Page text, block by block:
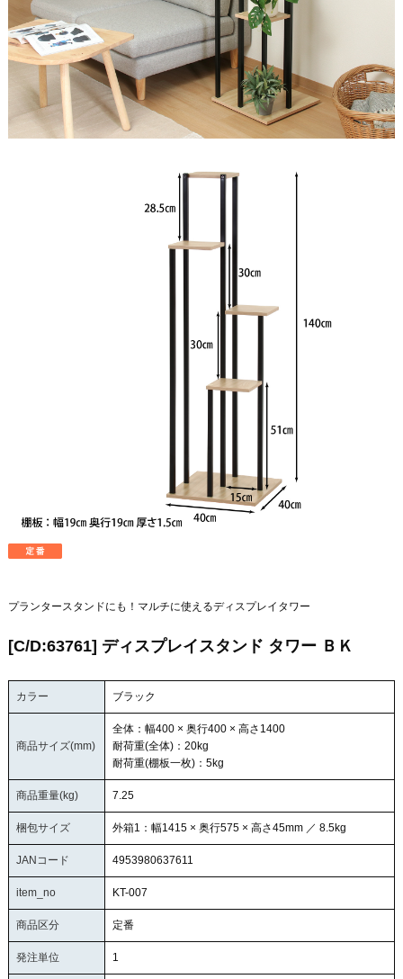
プランタースタンドにも！マルチに使えるディスプレイタワー
[C/D:63761] ディスプレイスタンド タワー ＢＫ
カラー ブラック
商品サイズ(mm)
全体：幅400 × 奥行400 × 高さ1400
耐荷重(全体)：20kg
耐荷重(棚板一枚)：5kg
商品重量(kg) 7.25
梱包サイズ 外箱1：幅1415 × 奥行575 × 高さ45mm ／ 8.5kg
JANコード 4953980637611
item_no KT-007
商品区分 定番
発注単位 1